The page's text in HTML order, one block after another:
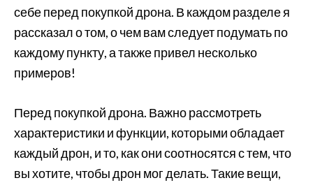
себе перед покупкой дрона. В каждом разделе я
рассказал о том, о чем вам следует подумать по
каждому пункту, а также привел несколько
примеров!
Перед покупкой дрона. Важно рассмотреть
характеристики и функции, которыми обладает
каждый дрон, и то, как они соотносятся с тем, что
вы хотите, чтобы дрон мог делать. Такие вещи,